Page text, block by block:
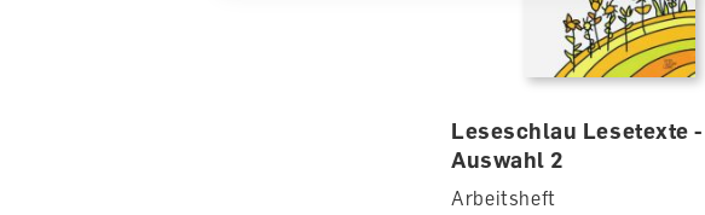
Leseschlau Lesetexte -
Auswahl 2
Arbeitsheft